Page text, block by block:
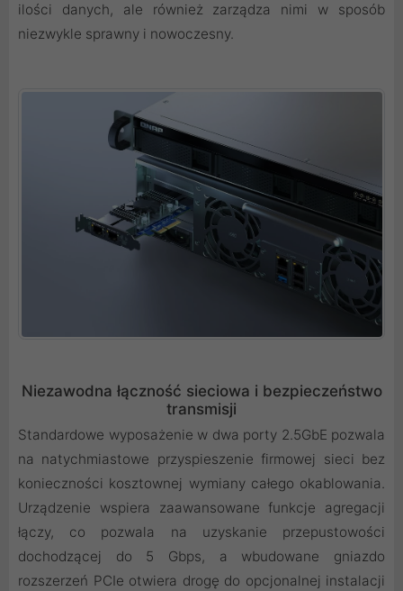
ilości danych, ale również zarządza nimi w sposób
niezwykle sprawny i nowoczesny.
Niezawodna łączność sieciowa i bezpieczeństwo
transmisji
Standardowe wyposażenie w dwa porty 2.5GbE pozwala
na natychmiastowe przyspieszenie firmowej sieci bez
konieczności kosztownej wymiany całego okablowania.
Urządzenie wspiera zaawansowane funkcje agregacji
łączy, co pozwala na uzyskanie przepustowości
dochodzącej do 5 Gbps, a wbudowane gniazdo
rozszerzeń PCIe otwiera drogę do opcjonalnej instalacji